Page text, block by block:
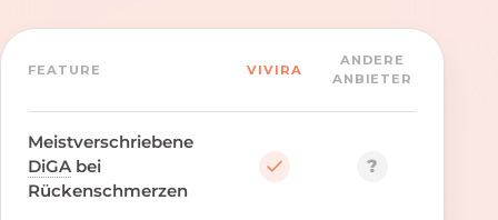
FEATURE VIVIRA
ANDERE
ANBIETER
Meistverschriebene
DiGA bei
Rückenschmerzen
?